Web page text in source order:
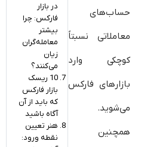
حساب‌های
معاملاتی نسبتاً
کوچکی وارد
بازارهای فارکس
می‌شوید.
همچنین
در بازار
فارکس: چرا
بیشتر
معامله‌گران
زیان
می‌کنند؟
10 ریسک
بازار فارکس
که باید از آن
آگاه باشید
هنر تعیین
نقطه ورود: